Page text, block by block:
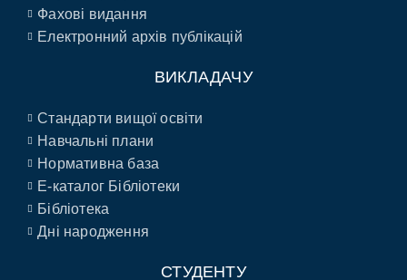
Фахові видання
Електронний архів публікацій
ВИКЛАДАЧУ
Стандарти вищої освіти
Навчальні плани
Нормативна база
E-каталог Бібліотеки
Бібліотека
Дні народження
СТУДЕНТУ